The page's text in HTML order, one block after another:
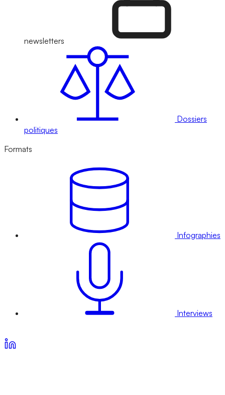
newsletters
Dossiers
politiques
Formats
Infographies
Interviews